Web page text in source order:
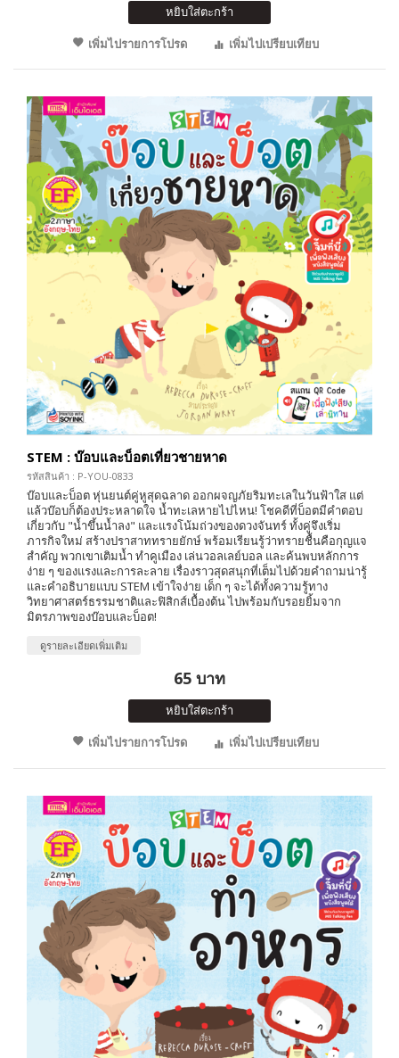
หยิบใส่ตะกร้า
เพิ่มไปรายการโปรด
เพิ่มไปเปรียบเทียบ
STEM : บ๊อบและบ็อตเที่ยวชายหาด
รหัสสินค้า : P-YOU-0833
บ๊อบและบ็อต หุ่นยนต์คู่หูสุดฉลาด ออกผจญภัยริมทะเลในวันฟ้าใส แต่
แล้วบ๊อบก็ต้องประหลาดใจ น้ำทะเลหายไปไหน! โชคดีที่บ็อตมีคำตอบ
เกี่ยวกับ "น้ำขึ้นน้ำลง" และแรงโน้มถ่วงของดวงจันทร์ ทั้งคู่จึงเริ่ม
ภารกิจใหม่ สร้างปราสาททรายยักษ์ พร้อมเรียนรู้ว่าทรายชื้นคือกุญแจ
สำคัญ พวกเขาเติมน้ำ ทำคูเมือง เล่นวอลเลย์บอล และค้นพบหลักการ
ง่าย ๆ ของแรงและการละลาย เรื่องราวสุดสนุกที่เต็มไปด้วยคำถามน่ารู้
และคำอธิบายแบบ STEM เข้าใจง่าย เด็ก ๆ จะได้ทั้งความรู้ทาง
วิทยาศาสตร์ธรรมชาติและฟิสิกส์เบื้องต้น ไปพร้อมกับรอยยิ้มจาก
มิตรภาพของบ๊อบและบ็อต!
ดูรายละเอียดเพิ่มเติม
65 บาท
หยิบใส่ตะกร้า
เพิ่มไปรายการโปรด
เพิ่มไปเปรียบเทียบ